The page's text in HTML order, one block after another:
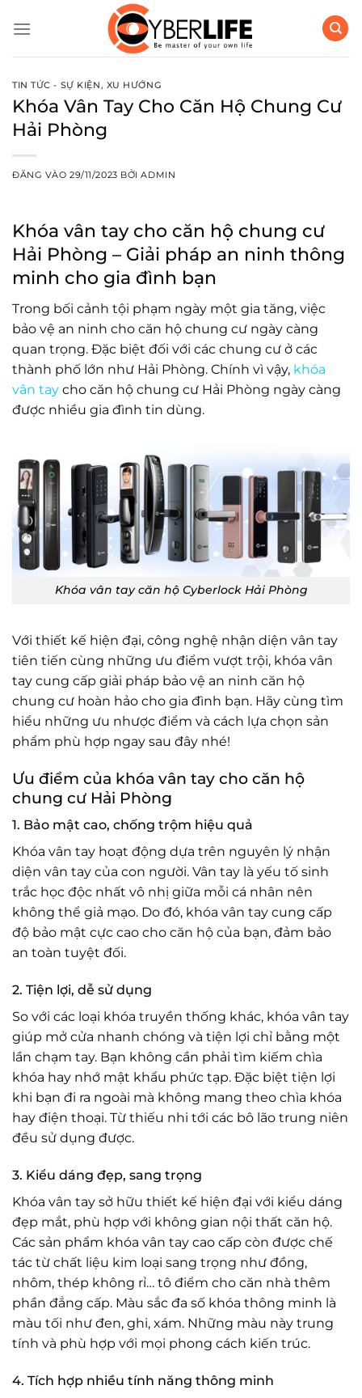
qua
TIN TỨC - SỰ KIỆN, XU HƯỚNG
Khóa Vân Tay Cho Căn Hộ Chung Cư
Hải Phòng
ĐĂNG VÀO29/11/2023 BỞIADMIN
Khóa vân tay cho căn hộ chung cư
Hải Phòng – Giải pháp an ninh thông
minh cho gia đình bạn
Trong bối cảnh tội phạm ngày một gia tăng, việc
bảo vệ an ninh cho căn hộ chung cư ngày càng
quan trọng. Đặc biệt đối với các chung cư ở các
thành phố lớn như Hải Phòng. Chính vì vậy, khóa
vân tay cho căn hộ chung cư Hải Phòng ngày càng
được nhiều gia đình tin dùng.
Khóa vân tay căn hộ Cyberlock Hải Phòng
Với thiết kế hiện đại, công nghệ nhận diện vân tay
tiên tiến cùng những ưu điểm vượt trội, khóa vân
tay cung cấp giải pháp bảo vệ an ninh căn hộ
chung cư hoàn hảo cho gia đình bạn. Hãy cùng tìm
hiểu những ưu nhược điểm và cách lựa chọn sản
phẩm phù hợp ngay sau đây nhé!
Ưu điểm của khóa vân tay cho căn hộ
chung cư Hải Phòng
1. Bảo mật cao, chống trộm hiệu quả
Khóa vân tay hoạt động dựa trên nguyên lý nhận
diện vân tay của con người. Vân tay là yếu tố sinh
trắc học độc nhất vô nhị giữa mỗi cá nhân nên
không thể giả mạo. Do đó, khóa vân tay cung cấp
độ bảo mật cực cao cho căn hộ của bạn, đảm bảo
an toàn tuyệt đối.
2. Tiện lợi, dễ sử dụng
So với các loại khóa truyền thống khác, khóa vân tay
giúp mở cửa nhanh chóng và tiện lợi chỉ bằng một
lần chạm tay. Bạn không cần phải tìm kiếm chìa
khóa hay nhớ mật khẩu phức tạp. Đặc biệt tiện lợi
khi bạn đi ra ngoài mà không mang theo chìa khóa
hay điện thoại. Từ thiếu nhi tới các bô lão trung niên
đều sử dụng được.
3. Kiểu dáng đẹp, sang trọng
Khóa vân tay sở hữu thiết kế hiện đại với kiểu dáng
đẹp mắt, phù hợp với không gian nội thất căn hộ.
Các sản phẩm khóa vân tay cao cấp còn được chế
tác từ chất liệu kim loại sang trọng như đồng,
nhôm, thép không rỉ… tô điểm cho căn nhà thêm
phần đẳng cấp. Màu sắc đa số khóa thông minh là
màu tối như đen, ghi, xám. Những màu này trung
tính và phù hợp với mọi phong cách kiến trúc.
4. Tích hợp nhiều tính năng thông minh